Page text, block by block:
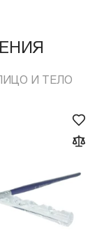
И ТЕЛО